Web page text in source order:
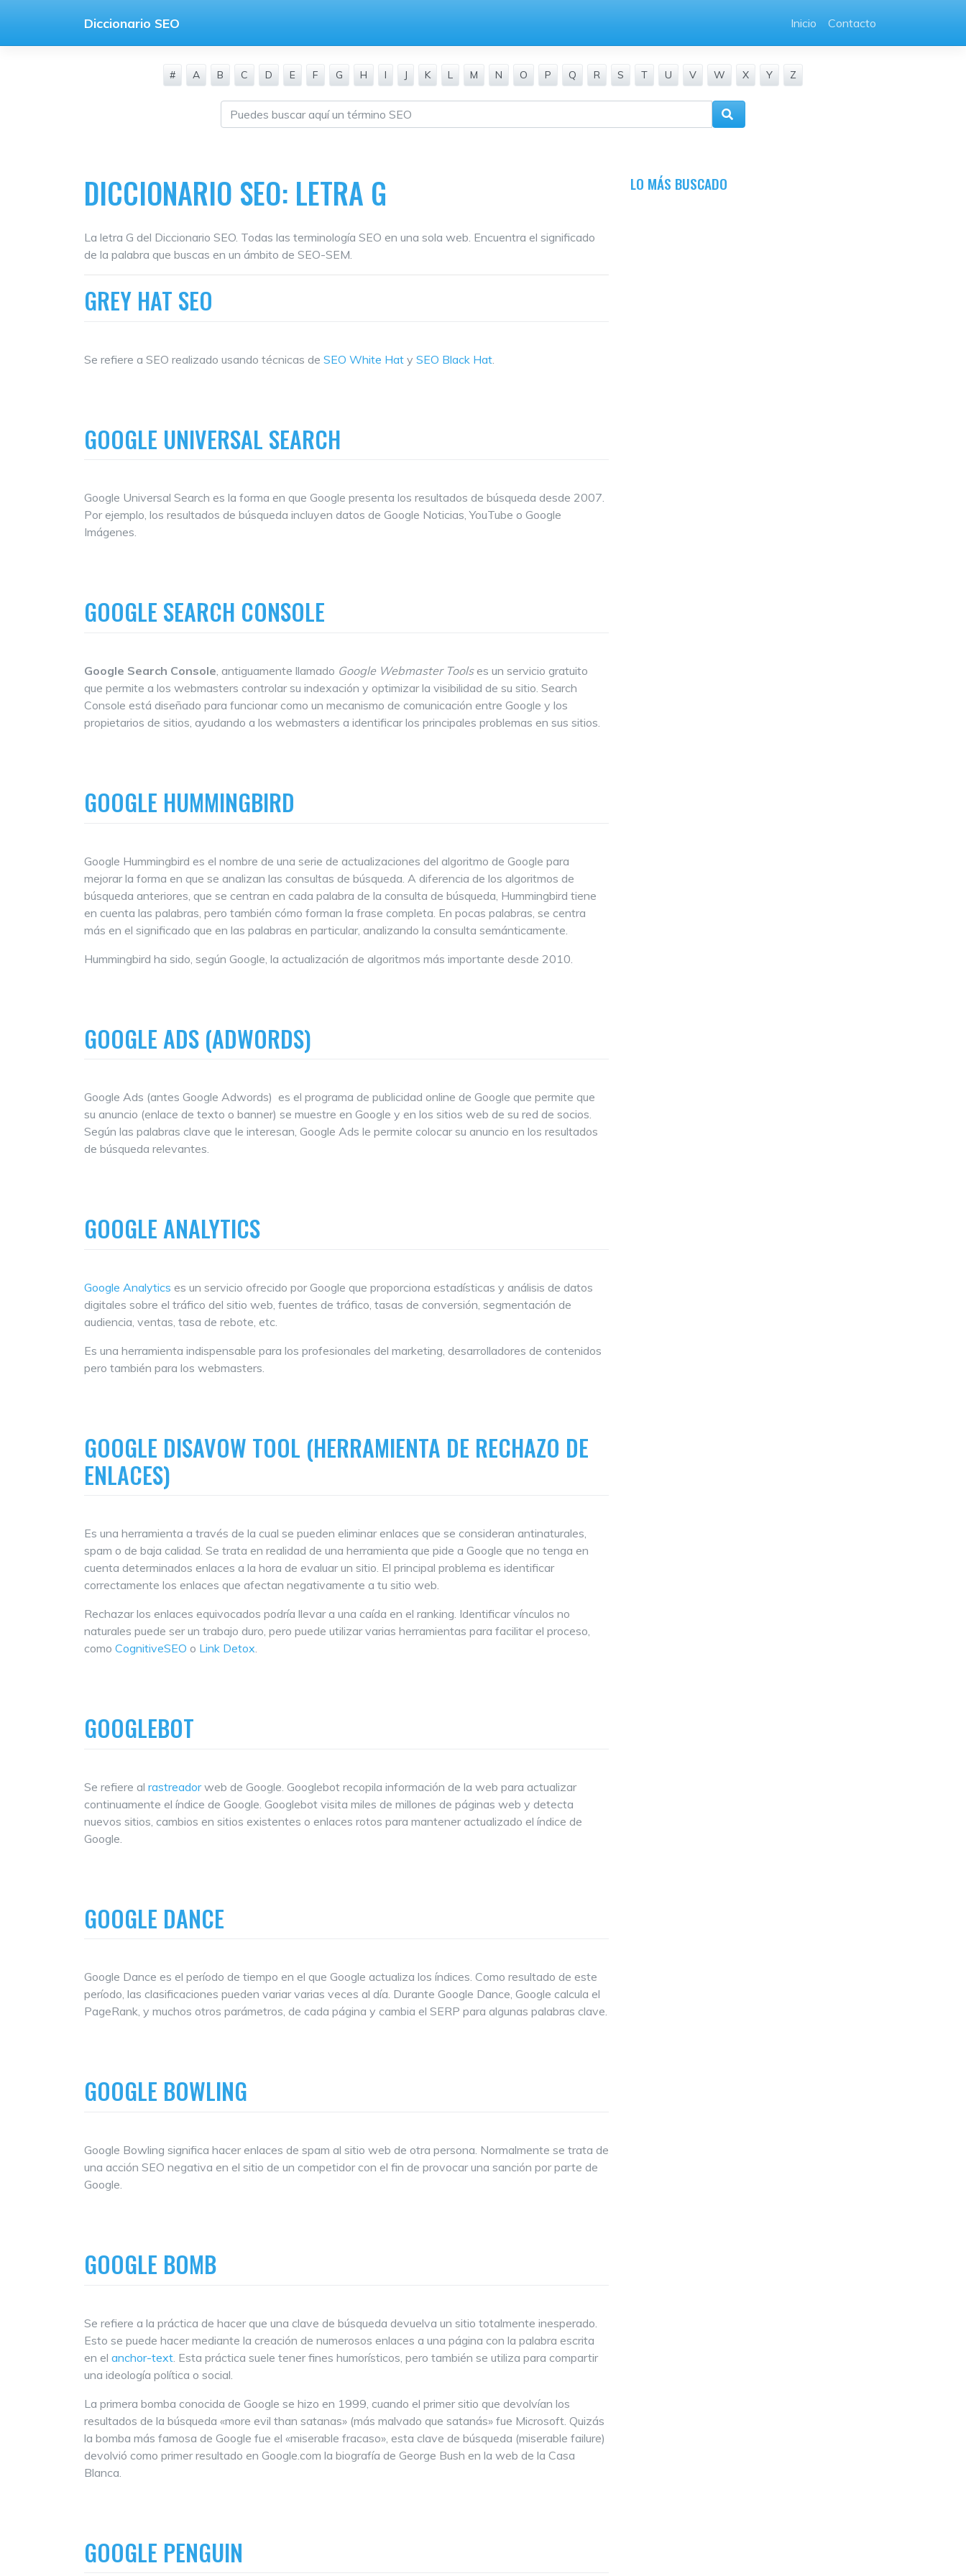
contenido
Diccionario SEO Inicio Contacto
# A B C D E F G H I J K L M N O P Q R S T U V W X Y Z
DICCIONARIO SEO: LETRA G
La letra G del Diccionario SEO. Todas las terminología SEO en una sola web. Encuentra el significado
de la palabra que buscas en un ámbito de SEO-SEM.
GREY HAT SEO
Se refiere a SEO realizado usando técnicas de SEO White Hat y SEO Black Hat
GOOGLE UNIVERSAL SEARCH
Google Universal Search es la forma en que Google presenta los resultados de búsqueda desde 2007.
Por ejemplo, los resultados de búsqueda incluyen datos de Google Noticias, YouTube o Google
Imágenes.
GOOGLE SEARCH CONSOLE
Google Search Console , antiguamente llamado Google Webmaster Toolses un servicio gratuito
que permite a los webmasters controlar su indexación y optimizar la visibilidad de su sitio. Search
Console está diseñado para funcionar como un mecanismo de comunicación entre Google y los
propietarios de sitios, ayudando a los webmasters a identificar los principales problemas en sus sitios.
GOOGLE HUMMINGBIRD
Google Hummingbird es el nombre de una serie de actualizaciones del algoritmo de Google para
mejorar la forma en que se analizan las consultas de búsqueda. A diferencia de los algoritmos de
búsqueda anteriores, que se centran en cada palabra de la consulta de búsqueda, Hummingbird tiene
en cuenta las palabras, pero también cómo forman la frase completa. En pocas palabras, se centra
más en el significado que en las palabras en particular, analizando la consulta semánticamente.
Hummingbird ha sido, según Google, la actualización de algoritmos más importante desde 2010.
GOOGLE ADS (ADWORDS)
Google Ads (antes Google Adwords) es el programa de publicidad online de Google que permite que
su anuncio (enlace de texto o banner) se muestre en Google y en los sitios web de su red de socios.
Según las palabras clave que le interesan, Google Ads le permite colocar su anuncio en los resultados
de búsqueda relevantes.
GOOGLE ANALYTICS
Google Analytics es un servicio ofrecido por Google que proporciona estadísticas y análisis de datos
digitales sobre el tráfico del sitio web, fuentes de tráfico, tasas de conversión, segmentación de
audiencia, ventas, tasa de rebote, etc.
Es una herramienta indispensable para los profesionales del marketing, desarrolladores de contenidos
pero también para los webmasters.
GOOGLE DISAVOW TOOL (HERRAMIENTA DE RECHAZO DE
ENLACES)
Es una herramienta a través de la cual se pueden eliminar enlaces que se consideran antinaturales,
spam o de baja calidad. Se trata en realidad de una herramienta que pide a Google que no tenga en
cuenta determinados enlaces a la hora de evaluar un sitio. El principal problema es identificar
correctamente los enlaces que afectan negativamente a tu sitio web.
Rechazar los enlaces equivocados podría llevar a una caída en el ranking. Identificar vínculos no
naturales puede ser un trabajo duro, pero puede utilizar varias herramientas para facilitar el proceso,
como CognitiveSEO o Link Detox.
GOOGLEBOT
Se refiere al rastreadorweb de Google. Googlebot recopila información de la web para actualizar
continuamente el índice de Google. Googlebot visita miles de millones de páginas web y detecta
nuevos sitios, cambios en sitios existentes o enlaces rotos para mantener actualizado el índice de
Google.
GOOGLE DANCE
Google Dance es el período de tiempo en el que Google actualiza los índices. Como resultado de este
período, las clasificaciones pueden variar varias veces al día. Durante Google Dance, Google calcula el
PageRank, y muchos otros parámetros, de cada página y cambia el SERP para algunas palabras clave.
GOOGLE BOWLING
Google Bowling significa hacer enlaces de spam al sitio web de otra persona. Normalmente se trata de
una acción SEO negativa en el sitio de un competidor con el fin de provocar una sanción por parte de
Google.
GOOGLE BOMB
Se refiere a la práctica de hacer que una clave de búsqueda devuelva un sitio totalmente inesperado.
Esto se puede hacer mediante la creación de numerosos enlaces a una página con la palabra escrita
en el anchor-text . Esta práctica suele tener fines humorísticos, pero también se utiliza para compartir
una ideología política o social.
La primera bomba conocida de Google se hizo en 1999, cuando el primer sitio que devolvían los
resultados de la búsqueda «more evil than satanas» (más malvado que satanás» fue Microsoft. Quizás
la bomba más famosa de Google fue el «miserable fracaso», esta clave de búsqueda (miserable failure)
devolvió como primer resultado en Google.com la biografía de George Bush en la web de la Casa
Blanca.
GOOGLE PENGUIN
LO MÁS BUSCADO